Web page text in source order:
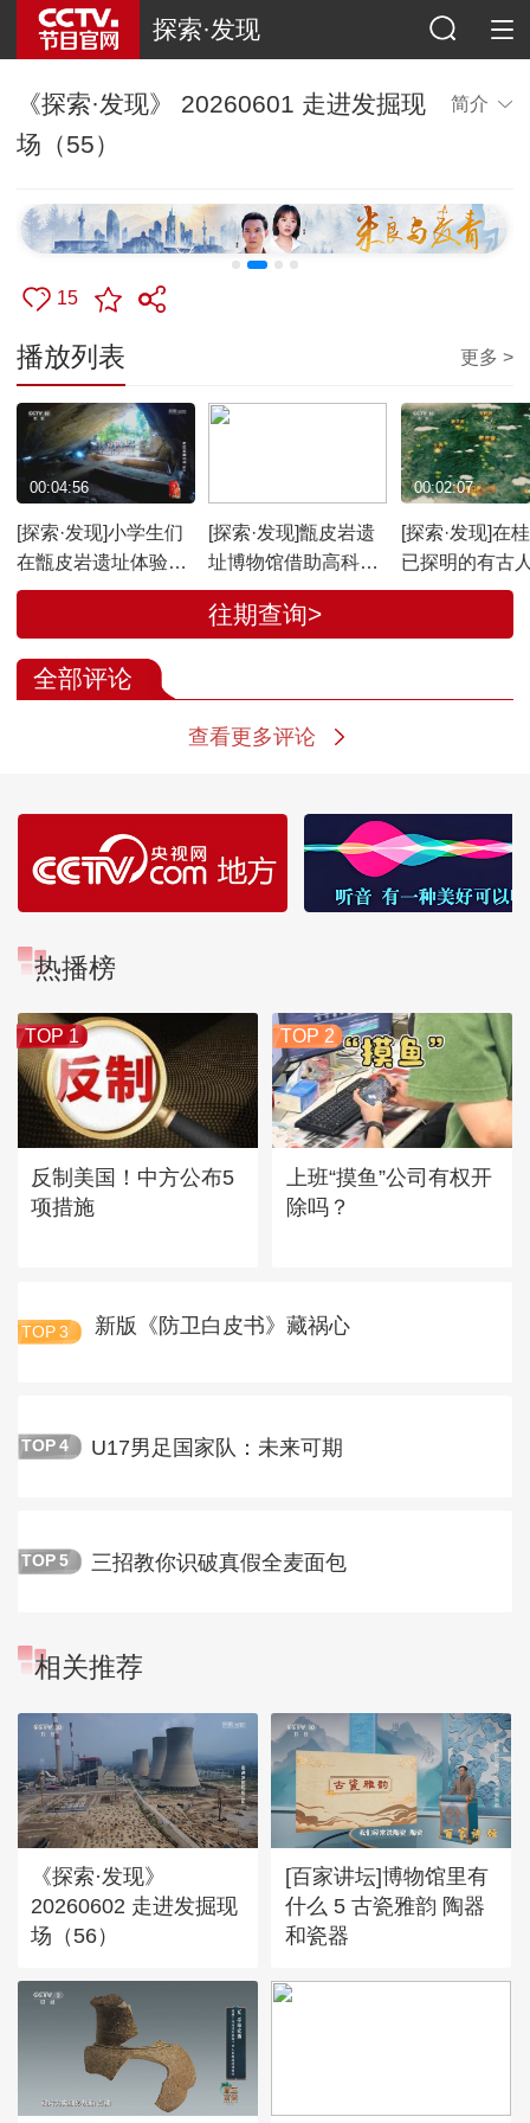
探索·发现
《探索·发现》 20260601 走进发掘现
场（55）
简介
15
播放列表 更多 >
[探索·发现]小学生们
在甑皮岩遗址体验考
古
00:04:56
[探索·发现]甑皮岩遗
址博物馆借助高科技
手段展现史前文化
[探索·发现]在
已探明的有古
痕迹的岩洞有
00:02:07
往期查询>
全部评论
查看更多评论
热播榜
TOP 1
反制美国！中方公布5
项措施
TOP 2
上班“摸鱼”公司有权开
除吗？
TOP 3 新版《防卫白皮书》藏祸心
TOP 4 U17男足国家队：未来可期
TOP 5 三招教你识破真假全麦面包
相关推荐
《探索·发现》
20260602 走进发掘现
场（56）
[百家讲坛]博物馆里有
什么 5 古瓷雅韵 陶器
和瓷器